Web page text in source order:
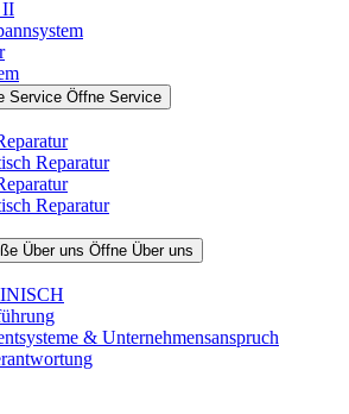
II
Service Öffne Service
Reparatur
Reparatur
Über uns Öffne Über uns
& Unternehmensanspruch